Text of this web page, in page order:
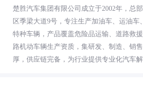
楚胜汽车集团有限公司成立于2002年，总
区季梁大道9号，专注生产加油车、运油车
特种车辆，产品覆盖危险品运输、道路救
路机动车辆生产资质，集研发、制造、销
厚，供应链完备，为行业提供专业化汽车解